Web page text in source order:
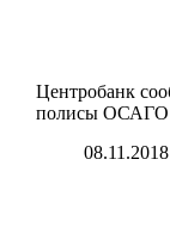
Центробанк
полисы ОСАГО
08.11.2018